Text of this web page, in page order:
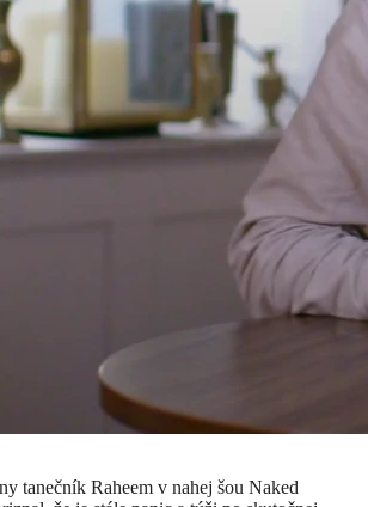
tanečník Raheem v nahej šou Naked